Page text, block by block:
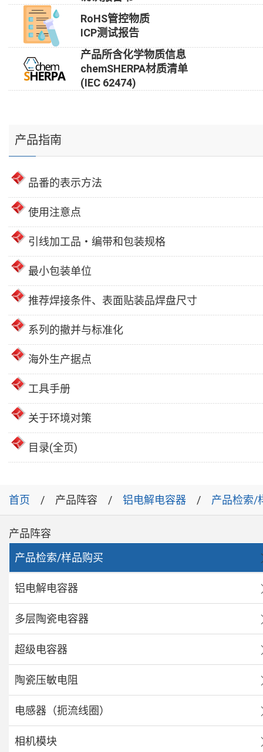
RoHS管控物质
ICP测试报告
产品所含化学物质信息
chemSHERPA材质清单
(IEC 62474)
产品指南
品番的表示方法
使用注意点
引线加工品・编带和包装规格
最小包装单位
推荐焊接条件、表面贴装品焊盘尺寸
系列的撤并与标准化
海外生产据点
工具手册
关于环境对策
目录(全页)
首页 产品阵容 铝电解电容器 产品检索/
产品阵容
产品检索/样品购买
铝电解电容器
多层陶瓷电容器
超级电容器
陶瓷压敏电阻
电感器（扼流线圈）
相机模块